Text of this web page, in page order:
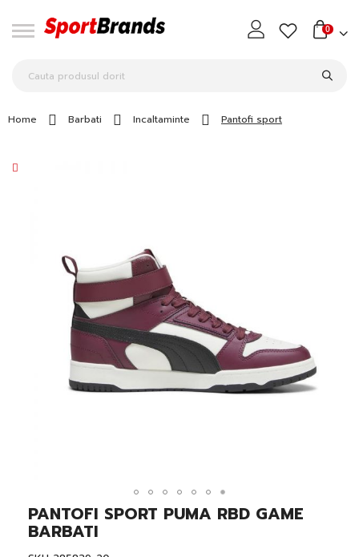
0
Home Barbati Incaltaminte Pantofi sport
Skip
to
the
beginning
PANTOFI SPORT PUMA RBD GAME
BARBATI